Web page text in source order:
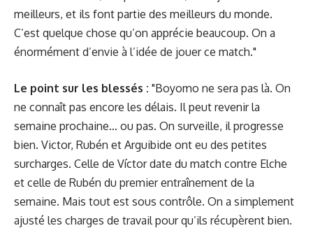
meilleurs, et ils font partie des meilleurs du monde.
C’est quelque chose qu’on apprécie beaucoup. On a
énormément d’envie à l’idée de jouer ce match."
Le point sur les blessés : "Boyomo ne sera pas là. On
ne connaît pas encore les délais. Il peut revenir la
semaine prochaine… ou pas. On surveille, il progresse
bien. Victor, Rubén et Arguibide ont eu des petites
surcharges. Celle de Víctor date du match contre Elche
et celle de Rubén du premier entraînement de la
semaine. Mais tout est sous contrôle. On a simplement
ajusté les charges de travail pour qu’ils récupèrent bien.